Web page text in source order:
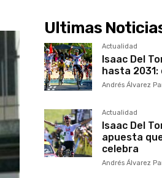
Ultimas
Actualidad
Isaac Del
hasta 2031:
Andrés Álvarez
Actualidad
Isaac Del
apuesta
celebra
Andrés Álvarez